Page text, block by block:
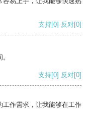
支持[0] 反对[0]
支持[0] 反对[0]
工作需求，让我能够在工作